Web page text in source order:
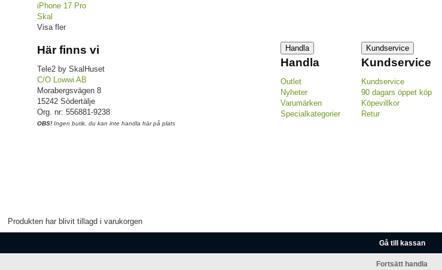
iPhone 17 Pro
Skal
Visa fler
Här finns vi
Tele2 by SkalHuset
C/O Lowwi AB
Morabergsvägen 8
15242 Södertälje
Org. nr: 556881-9238
OBS! Ingen butik, du kan inte handla här på plats
Handla
Handla
Outlet
Nyheter
Varumärken
Specialkategorier
Kundservice
Kundservice
Kundservice
90 dagars öppet köp
Köpevillkor
Retur
Produkten har blivit tillagd i varukorgen
Gå till kassan
Fortsätt handla